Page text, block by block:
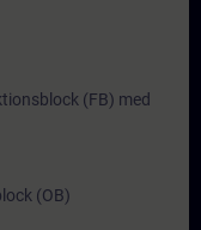
(FB) med
(OB)